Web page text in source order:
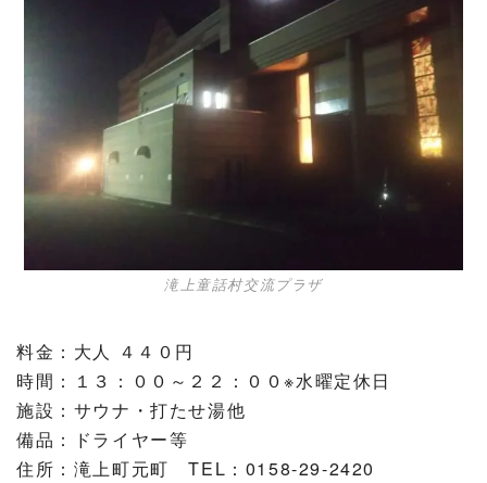
滝上童話村交流プラザ
料金：大人 ４４０円
時間：１３：００～２２：００※水曜定休日
施設：サウナ・打たせ湯他
備品：ドライヤー等
住所：滝上町元町 TEL：0158-29-2420